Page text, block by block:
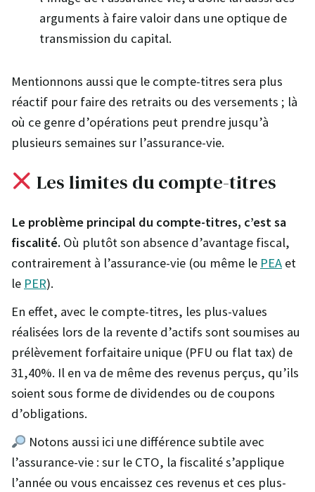
arguments à faire valoir dans une optique de
transmission du capital.
Mentionnons aussi que le compte-titres sera plus
réactif pour faire des retraits ou des versements ; là
où ce genre d’opérations peut prendre jusqu’à
plusieurs semaines sur l’assurance-vie.
Les limites du compte-titres
Le problème principal du compte-titres, c’est sa
fiscalité. Où plutôt son absence d’avantage fiscal,
contrairement à l’assurance-vie (ou même le PEA et
le PER).
En effet, avec le compte-titres, les plus-values
réalisées lors de la revente d’actifs sont soumises au
prélèvement forfaitaire unique (PFU ou flat tax) de
31,40%. Il en va de même des revenus perçus, qu’ils
soient sous forme de dividendes ou de coupons
d’obligations.
Notons aussi ici une différence subtile avec
l’assurance-vie : sur le CTO, la fiscalité s’applique
l’année ou vous encaissez ces revenus et ces plus-